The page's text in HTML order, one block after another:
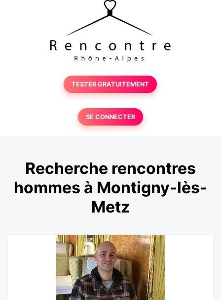
TESTER GRATUITEMENT
SE CONNECTER
Recherche rencontres
hommes à Montigny-lès-
Metz